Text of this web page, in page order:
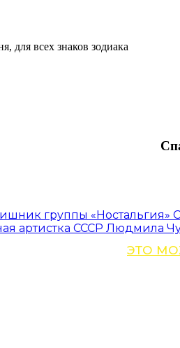
для всех знаков зодиака
группы «Ностальгия»
артистка СССР Людмила
ЭТО